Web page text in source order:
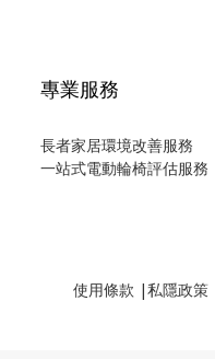
專業服務
長者家居環境改善服務
一站式電動輪椅評估服務
使用條款 |私隱政策